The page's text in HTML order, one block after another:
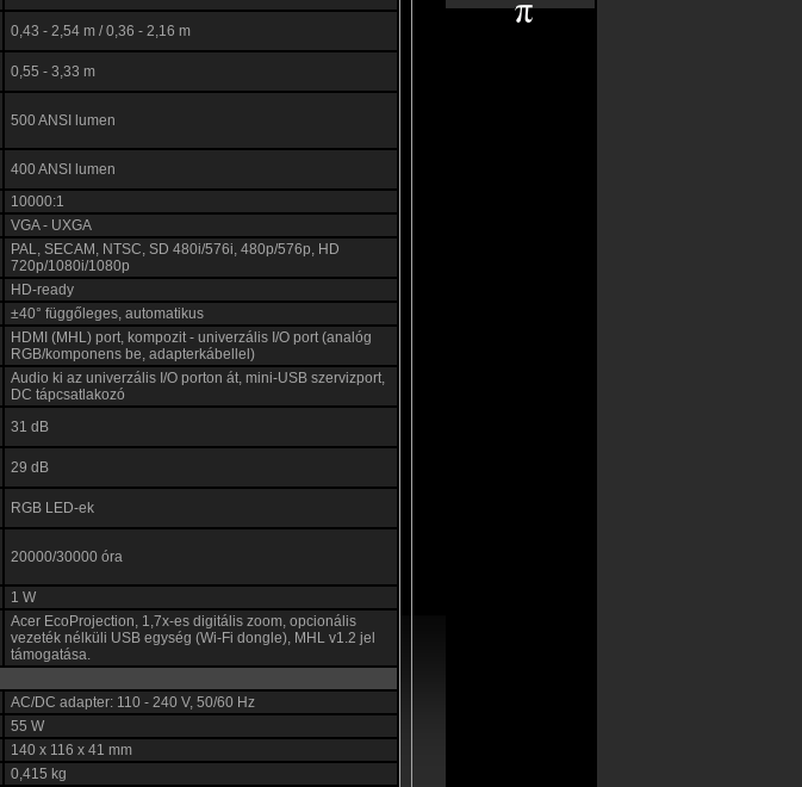
0,43 - 2,54 m / 0,36 - 2,16 m
0,55 - 3,33 m
500 ANSI lumen
400 ANSI lumen
10000:1
VGA - UXGA
PAL, SECAM, NTSC, SD 480i/576i, 480p/576p, HD
720p/1080i/1080p
HD-ready
±40° függőleges, automatikus
HDMI (MHL) port, kompozit - univerzális I/O port (analóg
RGB/komponens be, adapterkábellel)
Audio ki az univerzális I/O porton át, mini-USB szervizport,
DC tápcsatlakozó
31 dB
29 dB
RGB LED-ek
20000/30000 óra
1 W
Acer EcoProjection, 1,7x-es digitális zoom, opcionális
vezeték nélküli USB egység (Wi-Fi dongle), MHL v1.2 jel
támogatása.
AC/DC adapter: 110 - 240 V, 50/60 Hz
55 W
140 x 116 x 41 mm
0,415 kg